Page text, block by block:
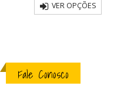
VER OPÇÕES
Fale Conosco